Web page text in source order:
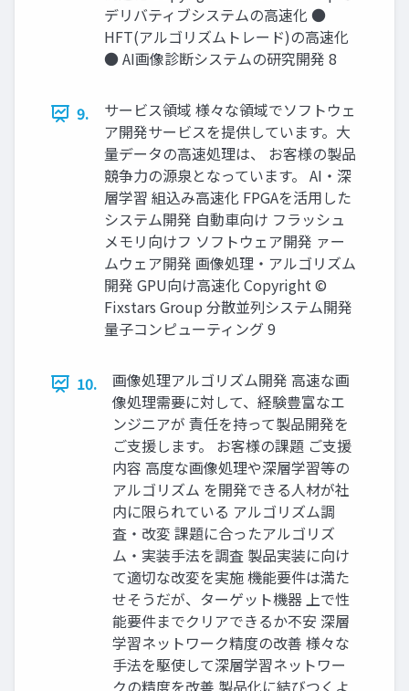
デリバティブシステムの高速化 ●
HFT(アルゴリズムトレード)の高速化
● AI画像診断システムの研究開発 8
9.
サービス領域 様々な領域でソフトウェ
ア開発サービスを提供しています。大
量データの高速処理は、 お客様の製品
競争力の源泉となっています。 AI・深
層学習 組込み高速化 FPGAを活用した
システム開発 自動車向け フラッシュ
メモリ向けフ ソフトウェア開発 ァー
ムウェア開発 画像処理・アルゴリズム
開発 GPU向け高速化 Copyright ©
Fixstars Group 分散並列システム開発
量子コンピューティング 9
10.
画像処理アルゴリズム開発 高速な画
像処理需要に対して、経験豊富なエ
ンジニアが 責任を持って製品開発を
ご支援します。 お客様の課題 ご支援
内容 高度な画像処理や深層学習等の
アルゴリズム を開発できる人材が社
内に限られている アルゴリズム調
査・改変 課題に合ったアルゴリズ
ム・実装手法を調査 製品実装に向け
て適切な改変を実施 機能要件は満た
せそうだが、ターゲット機器 上で性
能要件までクリアできるか不安 深層
学習ネットワーク精度の改善 様々な
手法を駆使して深層学習ネットワー